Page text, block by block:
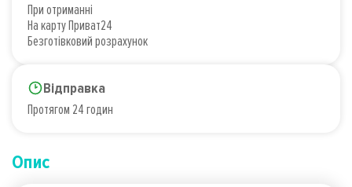
При отриманні
На карту Приват24
Безготівковий розрахунок
Відправка
Протягом 24 годин
Опис